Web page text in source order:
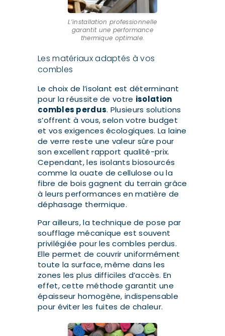
L’installation professionnelle
garantit une performance
thermique optimale.
Les matériaux adaptés à vos
combles
Le choix de l’isolant est déterminant
pour la réussite de votre isolation
combles perdus. Plusieurs solutions
s’offrent à vous, selon votre budget
et vos exigences écologiques. La laine
de verre reste une valeur sûre pour
son excellent rapport qualité-prix.
Cependant, les isolants biosourcés
comme la ouate de cellulose ou la
fibre de bois gagnent du terrain grâce
à leurs performances en matière de
déphasage thermique.
Par ailleurs, la technique de pose par
soufflage mécanique est souvent
privilégiée pour les combles perdus.
Elle permet de couvrir uniformément
toute la surface, même dans les
zones les plus difficiles d’accès. En
effet, cette méthode garantit une
épaisseur homogène, indispensable
pour éviter les fuites de chaleur.